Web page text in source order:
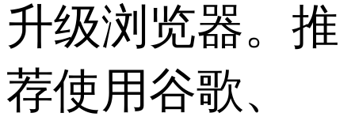
升级浏览器。推
荐使用谷歌、